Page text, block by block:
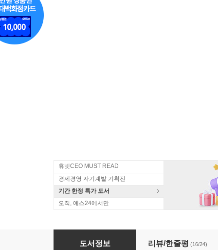
휴넷CEO MUST READ
경제경영 자기계발 기획전
기간 한정 특가 도서
오직, 예스24에서만
현명한 투자자 + 현명한 투자자 해제 세트
도서정보 리뷰/한줄평 (16/24)